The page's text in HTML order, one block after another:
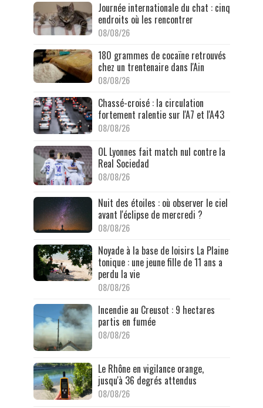
Journée internationale du chat : cinq
endroits où les rencontrer
08/08/26
180 grammes de cocaïne retrouvés
chez un trentenaire dans l'Ain
08/08/26
Chassé-croisé : la circulation
fortement ralentie sur l'A7 et l'A43
08/08/26
OL Lyonnes fait match nul contre la
Real Sociedad
08/08/26
Nuit des étoiles : où observer le ciel
avant l'éclipse de mercredi ?
08/08/26
Noyade à la base de loisirs La Plaine
tonique : une jeune fille de 11 ans a
perdu la vie
08/08/26
Incendie au Creusot : 9 hectares
partis en fumée
08/08/26
Le Rhône en vigilance orange,
jusqu'à 36 degrés attendus
08/08/26